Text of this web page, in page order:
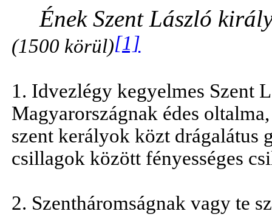
Ének Szent László
(1500 körül)[1]
1. Idvezlégy kegyelmes Szent
Magyarországnak édes oltalma,
szent kerályok közt drágalátus
csillagok között fényességes
2. Szentháromságnak vagy te